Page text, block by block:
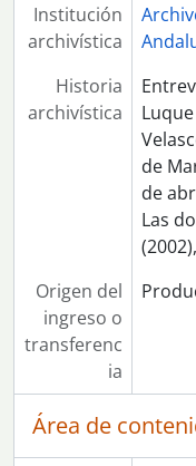
[Expte]
[Expte]
[Expte]
[Expte] 336
[Expte] 341
[Expte]
[Expte]
[Expte]
[Expte]
[Expte]
[Expte] 409
[Expte] 410
[Expte] 411 -
[Expte] 412 -
[Expte] 413
Institución
archivística
Historia
archivística
de
de
Las
Origen del
ingreso o
transferenc
ia
Área de